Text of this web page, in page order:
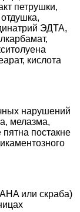
петрушки,
ЭДТА,
кислота
нарушений
мелазма,
постакне
или скраба)